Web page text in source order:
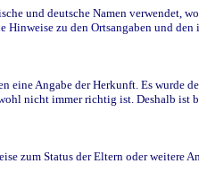
und deutsche Namen verwendet,
Hinweise zu den Ortsangaben und
eine Angabe der Herkunft. Es wurde
nicht immer richtig ist. Deshalb ist
zum Status der Eltern oder weitere